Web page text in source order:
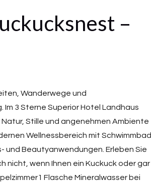
–
Wanderwege und
3 Sterne Superior Hotel Landhaus
Stille und angenehmen Ambiente
Wellnessbereich mit Schwimmbad,
und Beautyanwendungen. Erleben Sie
nicht, wenn Ihnen ein Kuckuck oder gar
Flasche Mineralwasser bei